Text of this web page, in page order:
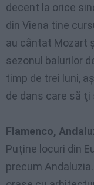
decent la orice
din Viena tine
au cântat Mozart
sezonul balurilor
timp de trei luni,
de dans care să ţi
Flamenco,
Puţine locuri din
precum